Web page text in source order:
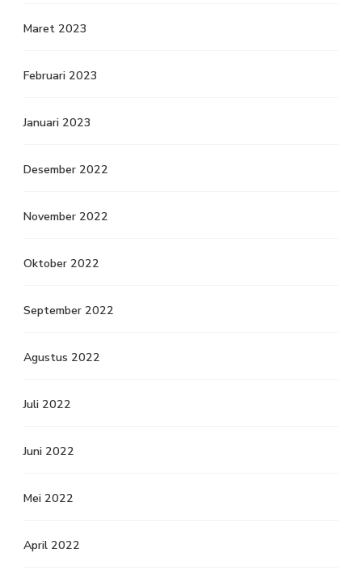
Maret 2023
Februari 2023
Januari 2023
Desember 2022
November 2022
Oktober 2022
September 2022
Agustus 2022
Juli 2022
Juni 2022
Mei 2022
April 2022